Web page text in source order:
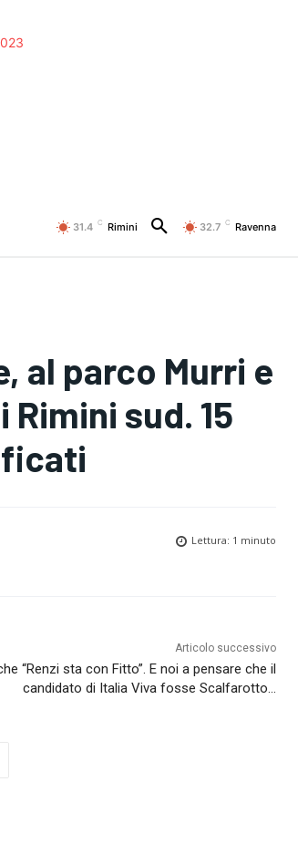
31.4 C Rimini 32.7 C Ravenna
al parco Murri e
sud. 15
Lettura: 1 minuto
Articolo successivo
“Renzi sta con Fitto”. E noi a pensare che il
candidato di Italia Viva fosse Scalfarotto…